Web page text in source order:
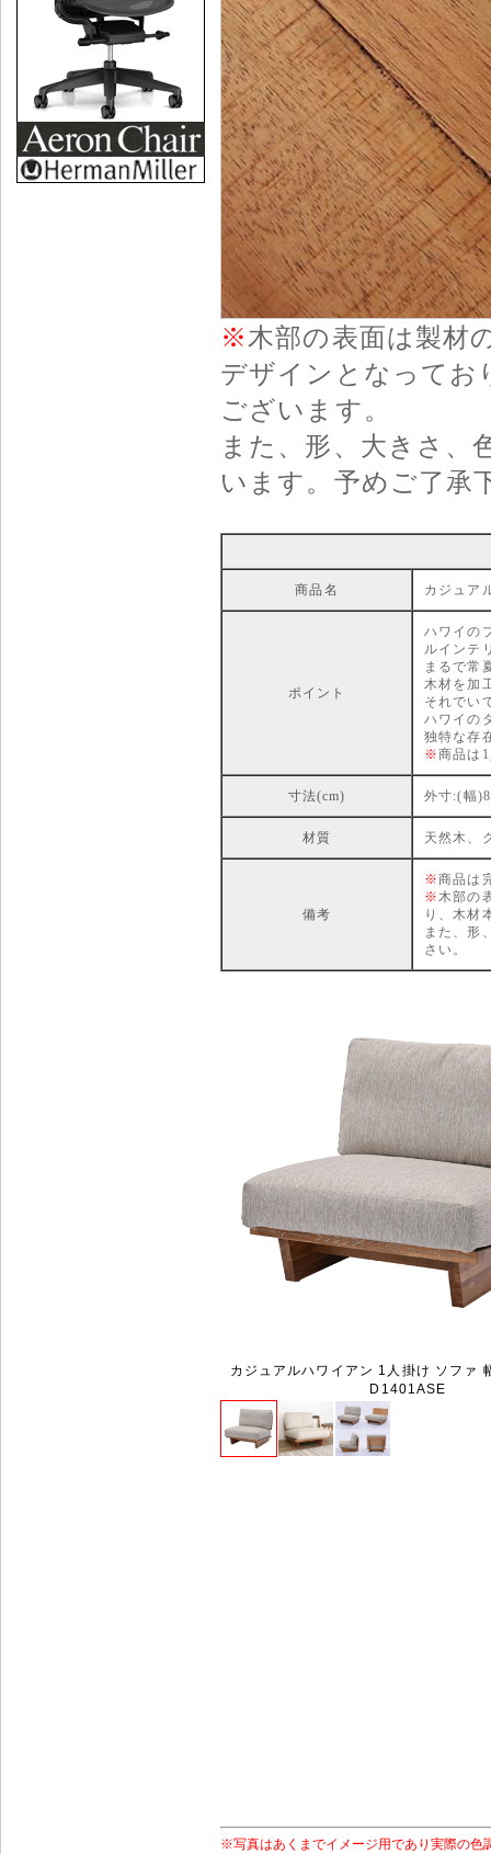
※木部の表面は製材
デザインとなってお
ございます。
また、形、大きさ、
います。予めご了承
商品名 カジュア
ポイント
ハワイの
ルインテ
まるで常
木材を加
それでい
ハワイの
独特な存
※商品は
寸法(cm) 外寸:(幅
材質 天然木、
備考
※商品は
※ 木部の
り、木材
また、形
さい。
カジュアルハワイアン 1人掛け ソファ
D1401ASE
※写真はあくまでイメージ用であり実際の色